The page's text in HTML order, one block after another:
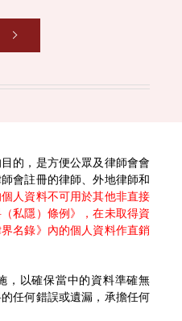
的，是方便公眾及律師會會
會註冊的律師、外地律師和
個人資料不可用於其他非直接
私隱）條例》，在未取得資
名錄》內的個人資料作直銷
，以確保當中的資料準確無
任何錯誤或遺漏，承擔任何